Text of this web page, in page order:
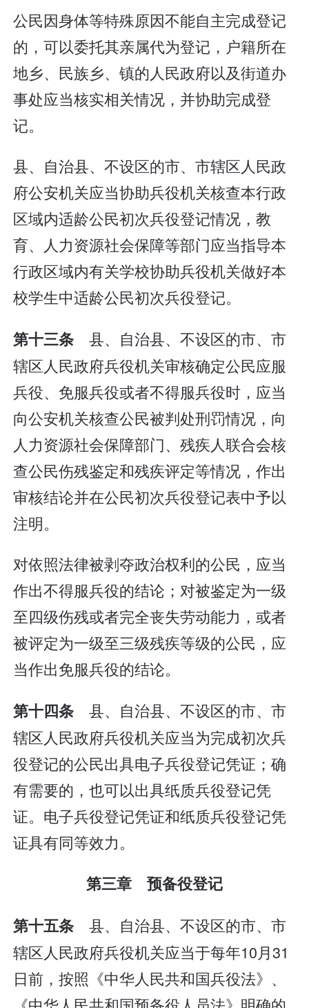
公民因身体等特殊原因不能自主完成登记
的，可以委托其亲属代为登记，户籍所在
地乡、民族乡、镇的人民政府以及街道办
事处应当核实相关情况，并协助完成登
记。
县、自治县、不设区的市、市辖区人民政
府公安机关应当协助兵役机关核查本行政
区域内适龄公民初次兵役登记情况，教
育、人力资源社会保障等部门应当指导本
行政区域内有关学校协助兵役机关做好本
校学生中适龄公民初次兵役登记。
第十三条县、自治县、不设区的市、市
辖区人民政府兵役机关审核确定公民应服
兵役、免服兵役或者不得服兵役时，应当
向公安机关核查公民被判处刑罚情况，向
人力资源社会保障部门、残疾人联合会核
查公民伤残鉴定和残疾评定等情况，作出
审核结论并在公民初次兵役登记表中予以
注明。
对依照法律被剥夺政治权利的公民，应当
作出不得服兵役的结论；对被鉴定为一级
至四级伤残或者完全丧失劳动能力，或者
被评定为一级至三级残疾等级的公民，应
当作出免服兵役的结论。
第十四条县、自治县、不设区的市、市
辖区人民政府兵役机关应当为完成初次兵
役登记的公民出具电子兵役登记凭证；确
有需要的，也可以出具纸质兵役登记凭
证。电子兵役登记凭证和纸质兵役登记凭
证具有同等效力。
第三章 预备役登记
第十五条县、自治县、不设区的市、市
辖区人民政府兵役机关应当于每年10月31
日前，按照《中华人民共和国兵役法》、